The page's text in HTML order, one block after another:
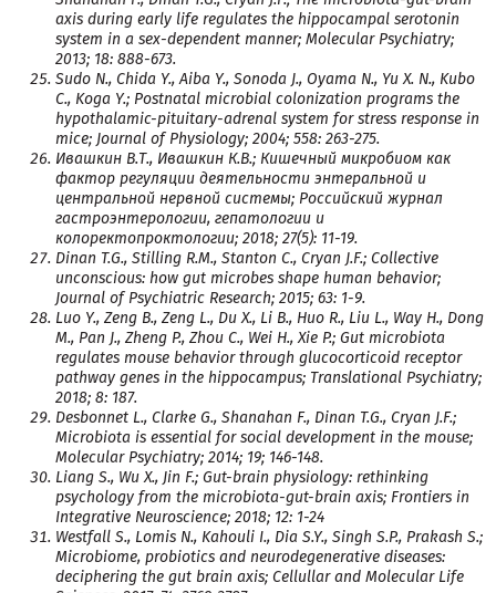
axis during early life regulates the hippocampal serotonin
system in a sex-dependent manner; Molecular Psychiatry;
2013; 18: 888-673.
Sudo N., Chida Y., Aiba Y., Sonoda J., Oyama N., Yu X. N., Kubo
C., Koga Y.; Postnatal microbial colonization programs the
hypothalamic-pituitary-adrenal system for stress response in
mice; Journal of Physiology; 2004; 558: 263-275.
Ивашкин В.Т., Ивашкин К.В.; Кишечный микробиом как
фактор регуляции деятельности энтеральной и
центральной нервной системы; Российский журнал
гастроэнтерологии, гепатологии и
колоректопроктологии; 2018; 27(5): 11-19.
Dinan T.G., Stilling R.M., Stanton C., Cryan J.F.; Collective
unconscious: how gut microbes shape human behavior;
Journal of Psychiatric Research; 2015; 63: 1-9.
Luo Y., Zeng B., Zeng L., Du X., Li B., Huo R., Liu L., Way H., Dong
M., Pan J., Zheng P., Zhou C., Wei H., Xie P.; Gut microbiota
regulates mouse behavior through glucocorticoid receptor
pathway genes in the hippocampus; Translational Psychiatry;
2018; 8: 187.
Desbonnet L., Clarke G., Shanahan F., Dinan T.G., Cryan J.F.;
Microbiota is essential for social development in the mouse;
Molecular Psychiatry; 2014; 19; 146-148.
Liang S., Wu X., Jin F.; Gut-brain physiology: rethinking
psychology from the microbiota-gut-brain axis; Frontiers in
Integrative Neuroscience; 2018; 12: 1-24
Westfall S., Lomis N., Kahouli I., Dia S.Y., Singh S.P., Prakash S.;
Microbiome, probiotics and neurodegenerative diseases:
deciphering the gut brain axis; Cellullar and Molecular Life